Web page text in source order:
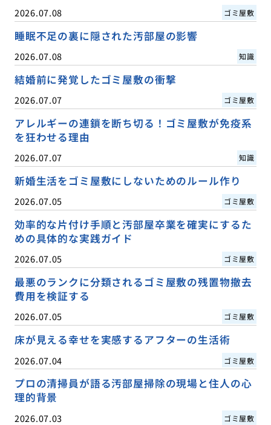
2026.07.08 ゴミ屋敷
睡眠不足の裏に隠された汚部屋の影響
2026.07.08 知識
結婚前に発覚したゴミ屋敷の衝撃
2026.07.07 ゴミ屋敷
アレルギーの連鎖を断ち切る！ゴミ屋敷が免疫系
を狂わせる理由
2026.07.07 知識
新婚生活をゴミ屋敷にしないためのルール作り
2026.07.05 ゴミ屋敷
効率的な片付け手順と汚部屋卒業を確実にするた
めの具体的な実践ガイド
2026.07.05 ゴミ屋敷
最悪のランクに分類されるゴミ屋敷の残置物撤去
費用を検証する
2026.07.05 ゴミ屋敷
床が見える幸せを実感するアフターの生活術
2026.07.04 ゴミ屋敷
プロの清掃員が語る汚部屋掃除の現場と住人の心
理的背景
2026.07.03 ゴミ屋敷